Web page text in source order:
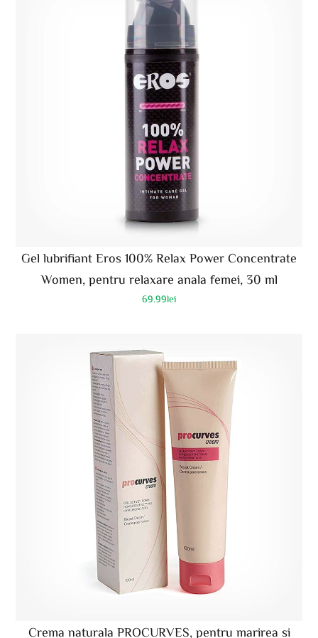
Gel lubrifiant Eros 100% Relax Power Concentrate
Women, pentru relaxare anala femei, 30 ml
69.99lei
Crema naturala PROCURVES, pentru marirea si